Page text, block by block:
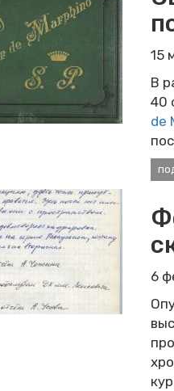
15
В
40
de
6